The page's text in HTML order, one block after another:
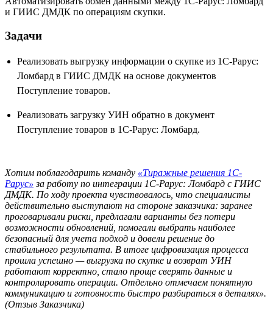
и ГИИС ДМДК по операциям скупки.
Задачи
Реализовать выгрузку информации о скупке из 1С-Рарус:
Ломбард в ГИИС ДМДК на основе документов
Поступление товаров.
Реализовать загрузку УИН обратно в документ
Поступление товаров в 1С-Рарус: Ломбард.
Хотим поблагодарить команду «Тиражные решения 1С-
Рарус» за работу по интеграции 1С-Рарус: Ломбард с ГИИС
ДМДК. По ходу проекта чувствовалось, что специалисты
действительно выступают на стороне заказчика: заранее
проговаривали риски, предлагали варианты без потери
возможности обновлений, помогали выбрать наиболее
безопасный для учета подход и довели решение до
стабильного результата. В итоге цифровизация процесса
прошла успешно — выгрузка по скупке и возврат УИН
работают корректно, стало проще сверять данные и
контролировать операции. Отдельно отмечаем понятную
коммуникацию и готовность быстро разбираться в деталях».
(Отзыв Заказчика)